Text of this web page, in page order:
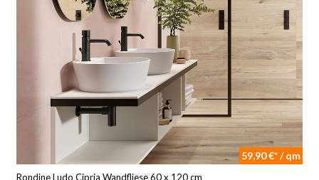
59,90 €* / qm
Rondine Ludo Cipria Wandfliese 60 x 120 cm